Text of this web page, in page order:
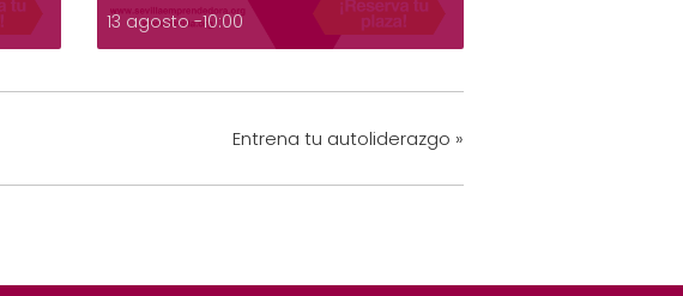
13 agosto -10:00
Entrena tu autoliderazgo »